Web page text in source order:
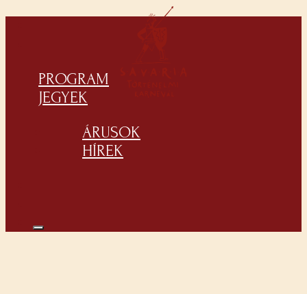
PROGRAM
JEGYEK
ÁRUSOK
HÍREK